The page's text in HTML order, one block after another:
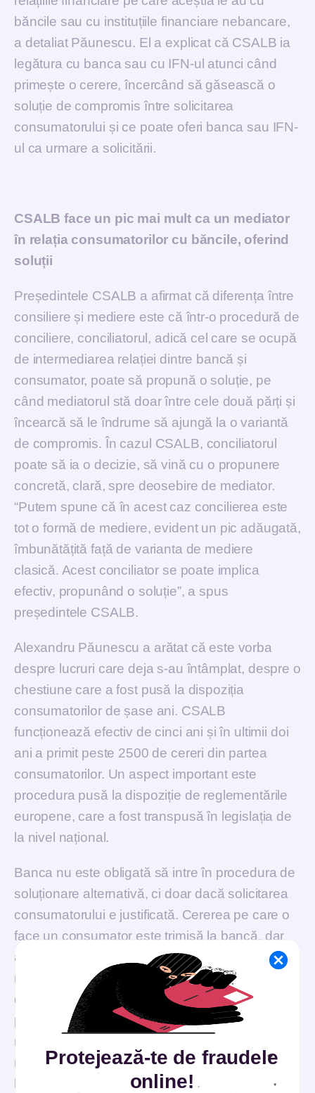
băncile sau cu instituțiile financiare nebancare,
a detaliat Păunescu. El a explicat că CSALB ia
legătura cu banca sau cu IFN-ul atunci când
primește o cerere, încercând să găsească o
soluție de compromis între solicitarea
consumatorului și ce poate oferi banca sau IFN-
ul ca urmare a solicitării.
CSALB face un pic mai mult ca un mediator
în relația consumatorilor cu băncile, oferind
soluții
Președintele CSALB a afirmat că diferența între
consiliere și mediere este că într-o procedură de
conciliere, conciliatorul, adică cel care se ocupă
de intermediarea relației dintre bancă și
consumator, poate să propună o soluție, pe
când mediatorul stă doar între cele două părți și
încearcă să le îndrume să ajungă la o variantă
de compromis. În cazul CSALB, conciliatorul
poate să ia o decizie, să vină cu o propunere
concretă, clară, spre deosebire de mediator.
“Putem spune că în acest caz concilierea este
tot o formă de mediere, evident un pic adăugată,
îmbunătățită față de varianta de mediere
clasică. Acest conciliator se poate implica
efectiv, propunând o soluție”, a spus
președintele CSALB.
Alexandru Păunescu a arătat că este vorba
despre lucruri care deja s-au întâmplat, despre o
chestiune care a fost pusă la dispoziția
consumatorilor de șase ani. CSALB
funcționează efectiv de cinci ani și în ultimii doi
ani a primit peste 2500 de cereri din partea
consumatorilor. Un aspect important este
procedura pusă la dispoziție de reglementările
europene, care a fost transpusă în legislația de
la nivel național.
Banca nu este obligată să intre în procedura de
soluționare alternativă, ci doar dacă solicitarea
consumatorului e justificată. Cererea pe care o
face un consumator este trimisă la bancă, dar
aceasta poate să răspundă că nu intră în
negociere din diverse motive: pentru că sunt
deja pe rol litigii cu privire la același dosar,
pentru că solicitarea consumatorului este
neîntemeiată, pentru că deja s-au făcut mai
multe oferte consumatorului pe care acesta nu
Protejează-te de fraudele
online!